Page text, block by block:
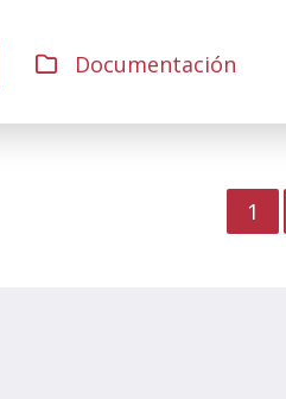
Documentación
1